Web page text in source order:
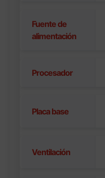
Fuente de
alimentación
Procesador
Placa base
Ventilación